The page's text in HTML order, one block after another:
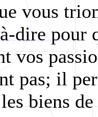
vous
dire pour
vos
pas; il
biens